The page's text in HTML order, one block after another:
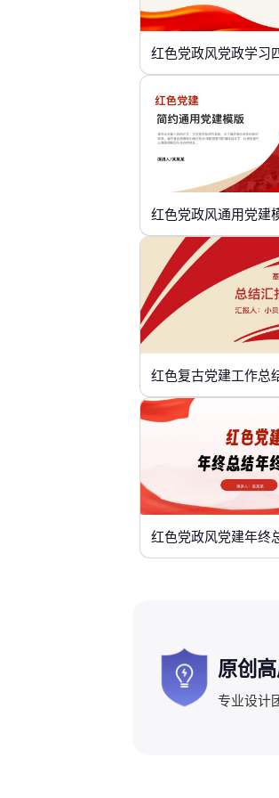
红色党政风党政学习
红色党政风通用党建
红色复古党建工作总
红色党政风党建年终
原创
专业设计